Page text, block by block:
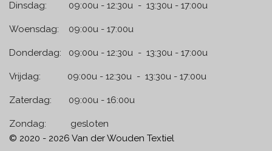
Dinsdag: 09:00u - 12:30u - 13:30u - 17:00u
Woensdag: 09:00u - 17:00u
Donderdag: 09:00u - 12:30u - 13:30u - 17:00u
Vrijdag: 09:00u - 12:30u - 13:30u - 17:00u
Zaterdag: 09:00u - 16:00u
Zondag: gesloten
© 2020 - 2026 Van der Wouden Textiel